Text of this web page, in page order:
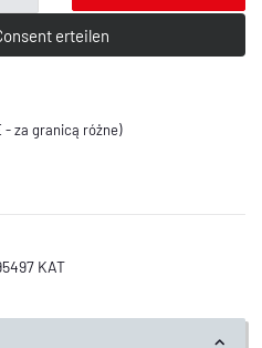
erteilen
- za granicą różne)
KAT